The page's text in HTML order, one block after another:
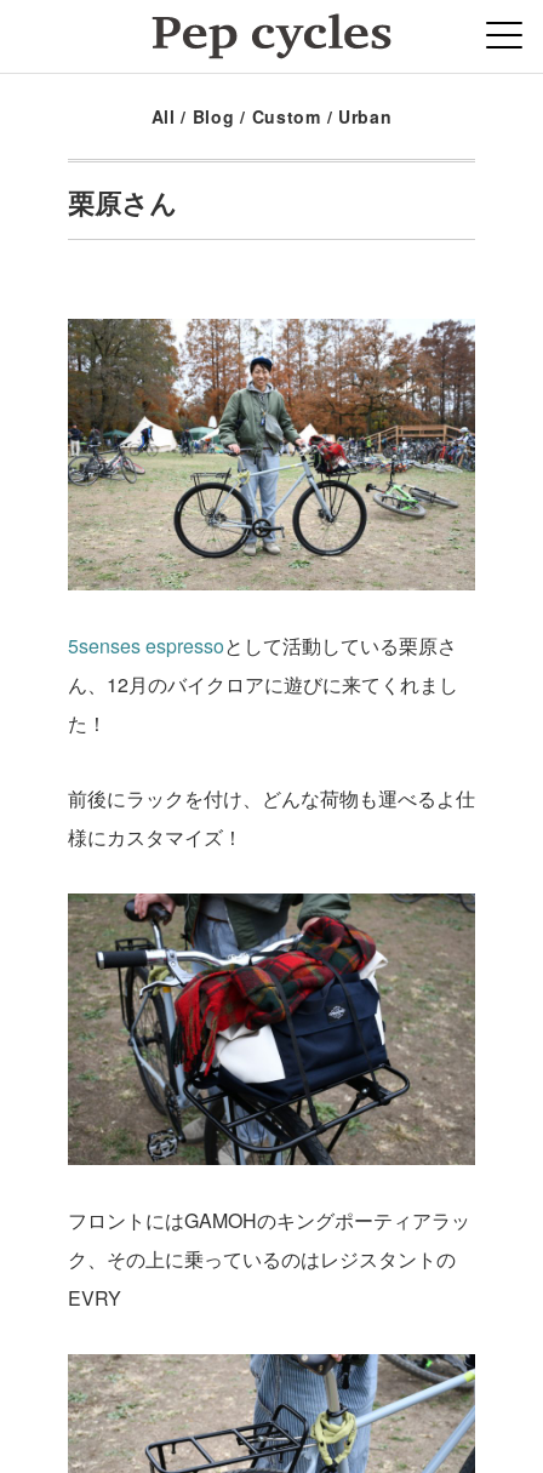
All / Blog / Custom / Urban
栗原さん
5senses espressoとして活動している栗原さ
ん、12月のバイクロアに遊びに来てくれまし
た！
前後にラックを付け、どんな荷物も運べるよ仕
様にカスタマイズ！
フロントにはGAMOHのキングポーティアラッ
ク、その上に乗っているのはレジスタントの
EVRY